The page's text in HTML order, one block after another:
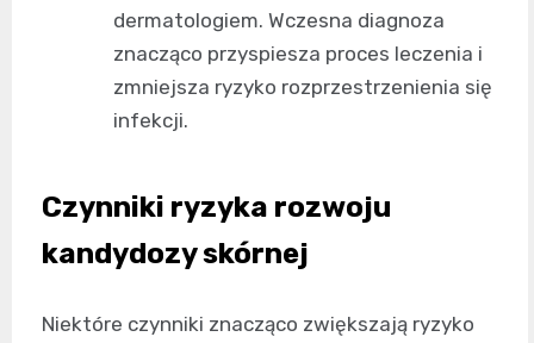
dermatologiem. Wczesna diagnoza
znacząco przyspiesza proces leczenia i
zmniejsza ryzyko rozprzestrzenienia się
infekcji.
Czynniki ryzyka rozwoju
kandydozy skórnej
Niektóre czynniki znacząco zwiększają ryzyko